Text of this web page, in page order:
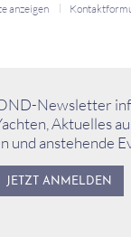
anzeigen
Newsletter
Aktuelles
und anstehende
JETZT ANMELDEN